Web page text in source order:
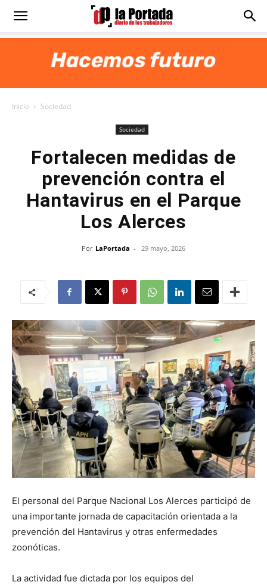
Diario
Inicio Sociedad
Sociedad
Fortalecen medidas de
prevención contra el
Hantavirus en el Parque
Los Alerces
Por LaPortada - 29 mayo, 2026
El personal del Parque Nacional Los Alerces participó de
una importante jornada de capacitación orientada a la
prevención del Hantavirus y otras enfermedades
zoonóticas.
La actividad fue dictada por los equipos del